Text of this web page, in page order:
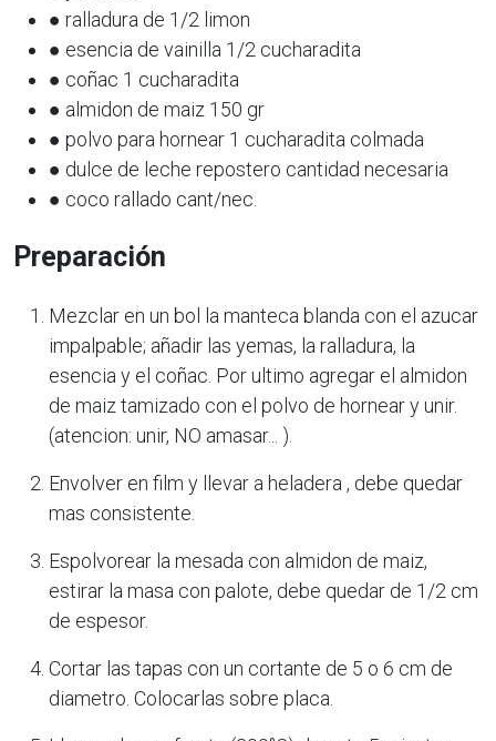
● ralladura de 1/2 limon
● esencia de vainilla 1/2 cucharadita
● coñac 1 cucharadita
● almidon de maiz 150 gr
● polvo para hornear 1 cucharadita colmada
● dulce de leche repostero cantidad necesaria
● coco rallado cant/nec.
Preparación
Mezclar en un bol la manteca blanda con el azucar
impalpable; añadir las yemas, la ralladura, la
esencia y el coñac. Por ultimo agregar el almidon
de maiz tamizado con el polvo de hornear y unir.
(atencion: unir, NO amasar... ).
Envolver en film y llevar a heladera , debe quedar
mas consistente.
Espolvorear la mesada con almidon de maiz,
estirar la masa con palote, debe quedar de 1/2 cm
de espesor.
Cortar las tapas con un cortante de 5 o 6 cm de
diametro. Colocarlas sobre placa.